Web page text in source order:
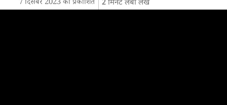
7 दिसबर 2023 को प्रकाशित 2मिनट लंबा लेख